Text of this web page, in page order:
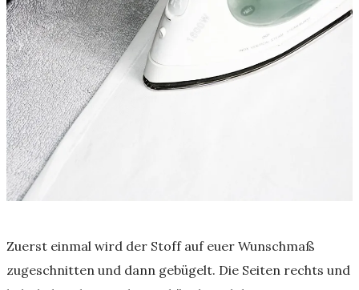
Zuerst einmal wird der Stoff auf euer Wunschmaß
zugeschnitten und dann gebügelt. Die Seiten rechts und